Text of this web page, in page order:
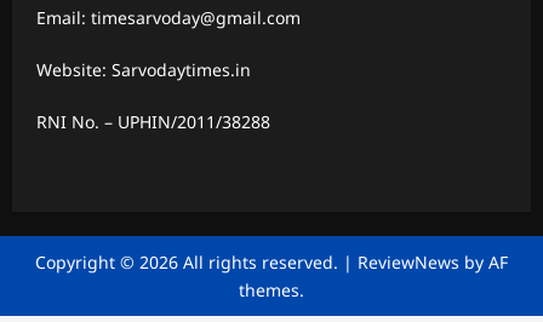
Email: timesarvoday@gmail.com
Website: Sarvodaytimes.in
RNI No. – UPHIN/2011/38288
Copyright © 2026 All rights reserved. | ReviewNews by AF
themes.